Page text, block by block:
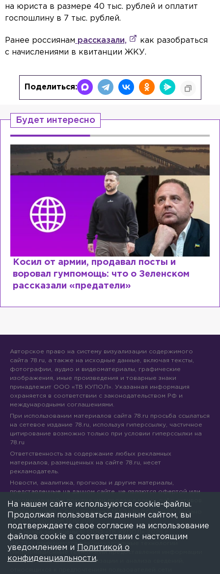
на юриста в размере 40 тыс. рублей и оплатит
госпошлину в 7 тыс. рублей.
Ранее россиянам рассказали,
как разобраться
с начислениями в квитанции ЖКУ.
Поделиться:
Будет интересно
посты и
что о Зеленском
Рыдает из-за
Лазаревым: как
сходит с ума
Авторское право на систему визуализации содержимого
сайта 78.ru, а также на исходные данные, включая тексты,
фотографии, аудио и видеоматериалы, графические
изображения, иные произведения и товарные знаки
принадлежит ООО «ТВ КУПОЛ». Указанная информация
охраняется в соответствии с законодательством РФ и
международными соглашениями.
При использовании материалов сайта 78.ru просьба ссылаться
на сетевое издание 78.ru, используя гиперссылку, частичное
цитирование возможно только при условии гиперссылки на
78.ru
Ответственность за содержание любых рекламных
материалов, размещенных на сайте 78.ru, несет
рекламодатель.
Новости, аналитика, прогнозы и другие материалы,
представленные на данном сайте, не являются офертой или
рекомендацией к покупке или продаже каких-либо активов.
Свидетельство о регистрации СМИ Эл № ФС77-71293 выдано
Все права защищены © ООО «ТВ КУПОЛ»
На 78.ru применяются рекомендательные технологии
(информационные технологии предоставления информации
на основе сбора, систематизации и анализа сведений,
На нашем сайте используются cookie-файлы.
Продолжая пользоваться данным сайтом, вы
подтверждаете свое согласие на использование
файлов cookie в соответствии с настоящим
уведомлением и
Политикой о
конфиденциальности.